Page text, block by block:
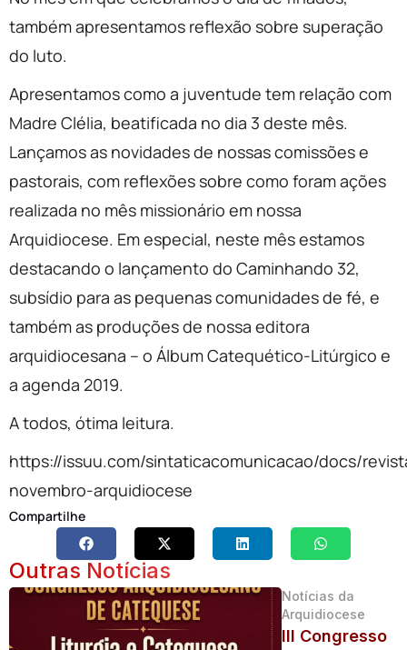
também apresentamos reflexão sobre superação
do luto.
Apresentamos como a juventude tem relação com
Madre Clélia, beatificada no dia 3 deste mês.
Lançamos as novidades de nossas comissões e
pastorais, com reflexões sobre como foram ações
realizada no mês missionário em nossa
Arquidiocese. Em especial, neste mês estamos
destacando o lançamento do Caminhando 32,
subsídio para as pequenas comunidades de fé, e
também as produções de nossa editora
arquidiocesana – o Álbum Catequético-Litúrgico e
a agenda 2019.
A todos, ótima leitura.
https://issuu.com/sintaticacomunicacao/docs/
novembro-arquidiocese
Compartilhe
Outras Notícias
Notícias da
Arquidiocese
III Congresso